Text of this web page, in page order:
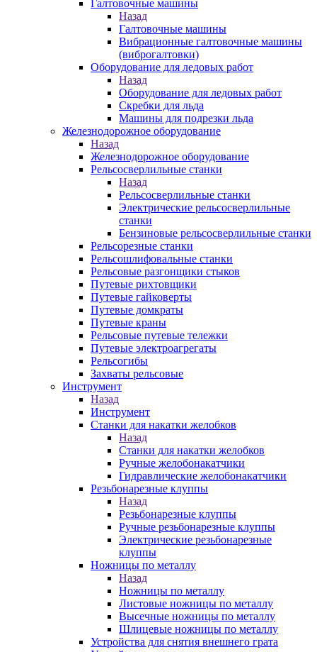
Галтовочные машины
Назад
Галтовочные машины
Вибрационные галтовочные машины
(виброгалтовки)
Оборудование для ледовых работ
Назад
Оборудование для ледовых работ
Скребки для льда
Машины для подрезки льда
Железнодорожное оборудование
Назад
Железнодорожное оборудование
Рельсосверлильные станки
Назад
Рельсосверлильные станки
Электрические рельсосверлильные
станки
Бензиновые рельсосверлильные станки
Рельсорезные станки
Рельсошлифовальные станки
Рельсовые разгонщики стыков
Путевые рихтовщики
Путевые гайковерты
Путевые домкраты
Путевые краны
Рельсовые путевые тележки
Путевые электроагрегаты
Рельсогибы
Захваты рельсовые
Инструмент
Назад
Инструмент
Станки для накатки желобков
Назад
Станки для накатки желобков
Ручные желобонакатчики
Гидравлические желобонакатчики
Резьбонарезные клуппы
Назад
Резьбонарезные клуппы
Ручные резьбонарезные клуппы
Электрические резьбонарезные
клуппы
Ножницы по металлу
Назад
Ножницы по металлу
Листовые ножницы по металлу
Высечные ножницы по металлу
Шлицевые ножницы по металлу
Устройства для снятия внешнего грата